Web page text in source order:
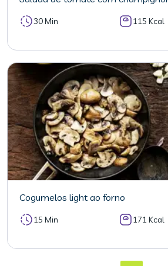
30 Min 115 Kcal
Cogumelos light ao forno
15 Min 171 Kcal